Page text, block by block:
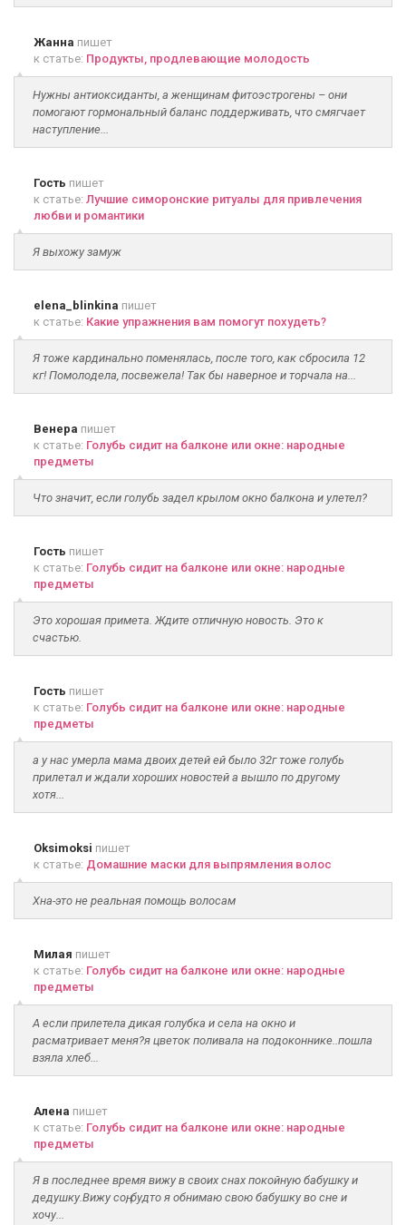
Жанна пишет
к статье: Продукты, продлевающие молодость
Нужны антиоксиданты, а женщинам фитоэстрогены – они
помогают гормональный баланс поддерживать, что смягчает
наступление...
Гость пишет
к статье: Лучшие симоронские ритуалы для привлечения
любви и романтики
Я выхожу замуж
elena_blinkina пишет
к статье: Какие упражнения вам помогут похудеть?
Я тоже кардинально поменялась, после того, как сбросила 12
кг! Помолодела, посвежела! Так бы наверное и торчала на...
Венера пишет
к статье: Голубь сидит на балконе или окне: народные
предметы
Что значит, если голубь задел крылом окно балкона и улетел?
Гость пишет
к статье: Голубь сидит на балконе или окне: народные
предметы
Это хорошая примета. Ждите отличную новость. Это к
счастью.
Гость пишет
к статье: Голубь сидит на балконе или окне: народные
предметы
а у нас умерла мама двоих детей ей было 32г тоже голубь
прилетал и ждали хороших новостей а вышло по другому
хотя...
Oksimoksi пишет
к статье: Домашние маски для выпрямления волос
Хна-это не реальная помощь волосам
Милая пишет
к статье: Голубь сидит на балконе или окне: народные
предметы
А если прилетела дикая голубка и села на окно и
расматривает меня?я цветок поливала на подоконнике..пошла
взяла хлеб...
Алена пишет
к статье: Голубь сидит на балконе или окне: народные
предметы
Я в последнее время вижу в своих снах покойную бабушку и
дедушку.Вижу соң, будто я обнимаю свою бабушку во сне и
хочу...